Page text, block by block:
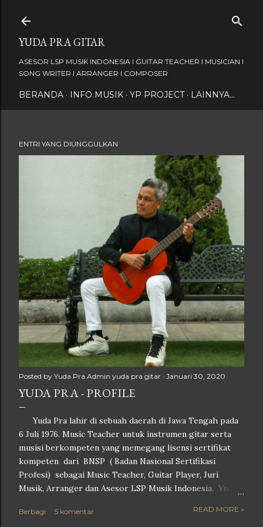
YUDA PRA GITAR
ASESOR LSP MUSIK INDONESIA I GUITAR TEACHER I MUSICIAN I
SONG WRITER I ARRANGER I COMPOSER
BERANDA INFO MUSIK YP PROJECT LAINNYA…
ENTRI YANG DIUNGGULKAN
Posted by Yuda Pra Admin yuda pra gitar Januari 30, 2020
YUDA PRA - PROFILE
Yuda Pra lahir di sebuah daerah di Jawa Tengah pada
6 Juli 1976. Music Teacher untuk instrumen gitar serta
musisi berkompeten yang memegang lisensi sertifikat
kompeten dari BNSP ( Badan Nasional Sertifikasi
Profesi) sebagai Music Teacher, Guitar Player, Juri
Musik, Arranger dan Asesor LSP Musik Indonesia, Yuda
sebuah Universitas swasta di Kota Semarang,
Berbagi 5 komentar READ MORE »